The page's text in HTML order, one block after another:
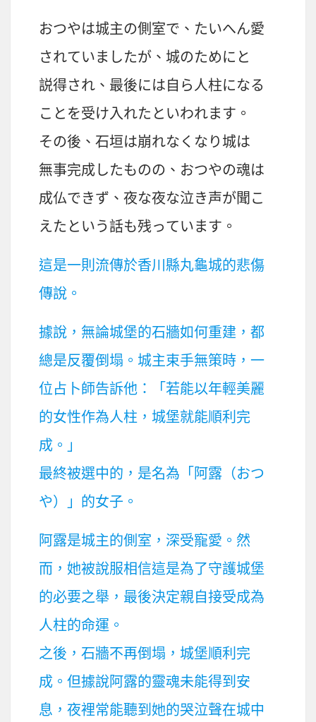
おつやは城主の側室で、たいへん愛
されていましたが、 城のためにと
説得され、 最後には自 ら人柱になる
ことを受け入れたといわれます。
その後 、 石垣は崩れなくなり城は
無事完成したものの、おつやの魂は
成仏できず、 夜な夜な泣き声が聞 こ
えたという話も残っています。
這是一則流傳於香川縣丸龜城的悲傷
傳說。
據說，無論城堡的石牆如何重建，都
總是反覆倒塌。城主束手無策時，一
位占卜師告訴他：「若能以年輕美麗
的女性作為人柱，城堡就能順利完
成。」
最終被選中的，是名為「阿露（おつ
や）」的女子。
阿露是城主的側室，深受寵愛。然
而，她被說服相信這是為了守護城堡
的必要之舉，最後決定親自接受成為
人柱的命運。
之後，石牆不再倒塌，城堡順利完
成。但據說阿露的靈魂未能得到安
息，夜裡常能聽到她的哭泣聲在城中